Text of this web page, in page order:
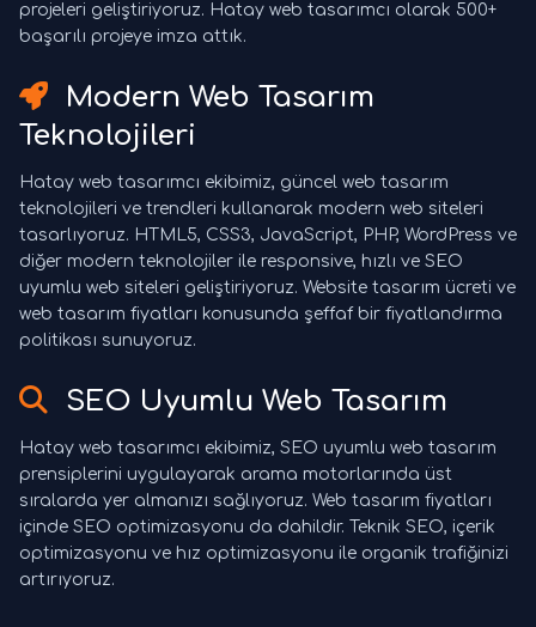
projeleri geliştiriyoruz. Hatay web tasarımcı olarak 500+
başarılı projeye imza attık.
Modern Web Tasarım
Teknolojileri
Hatay web tasarımcı ekibimiz, güncel web tasarım
teknolojileri ve trendleri kullanarak modern web siteleri
tasarlıyoruz. HTML5, CSS3, JavaScript, PHP, WordPress ve
diğer modern teknolojiler ile responsive, hızlı ve SEO
uyumlu web siteleri geliştiriyoruz. Website tasarım ücreti ve
web tasarım fiyatları konusunda şeffaf bir fiyatlandırma
politikası sunuyoruz.
SEO Uyumlu Web Tasarım
Hatay web tasarımcı ekibimiz, SEO uyumlu web tasarım
prensiplerini uygulayarak arama motorlarında üst
sıralarda yer almanızı sağlıyoruz. Web tasarım fiyatları
içinde SEO optimizasyonu da dahildir. Teknik SEO, içerik
optimizasyonu ve hız optimizasyonu ile organik trafiğinizi
artırıyoruz.